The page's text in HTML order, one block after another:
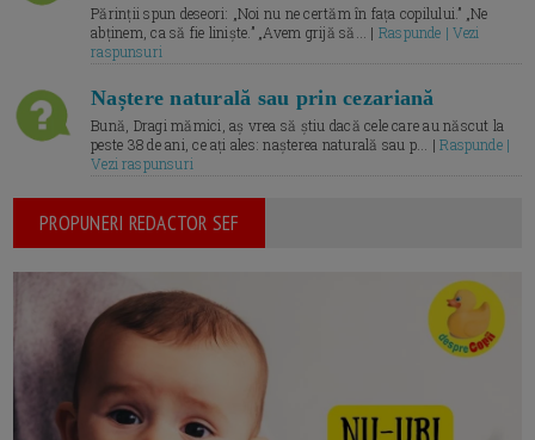
Părinții spun deseori: „Noi nu ne certăm în fața copilului.” „Ne
abținem, ca să fie liniște.” „Avem grijă să... | Raspunde | Vezi
raspunsuri
Naștere naturală sau prin cezariană
Bună, Dragi mămici, aș vrea să știu dacă cele care au născut la
peste 38 de ani, ce ați ales: nașterea naturală sau p... |Raspunde |
Vezi raspunsuri
PROPUNERI REDACTOR SEF